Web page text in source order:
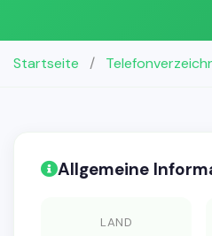
Startseite /
Allgemeine
LAND